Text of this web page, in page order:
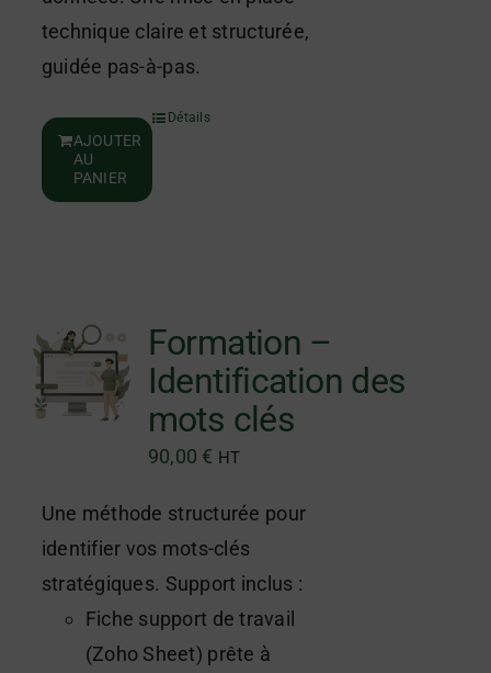
technique claire et structurée,
guidée pas-à-pas.
AJOUTER
AU
PANIER
Détails
Formation –
Identification des
mots clés
90,00 € HT
Une méthode structurée pour
identifier vos mots-clés
stratégiques. Support inclus :
Fiche support de travail
(Zoho Sheet) prête à